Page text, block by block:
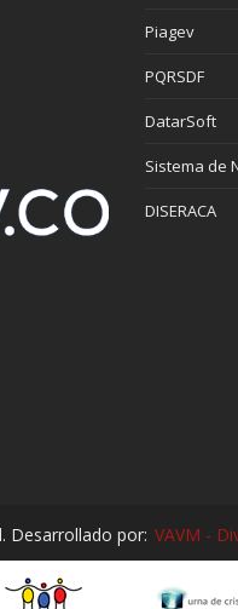
Piagev
PQRSDF
DatarSoft
Sistema de
DISERACA
Desarrollado por: VAVM -